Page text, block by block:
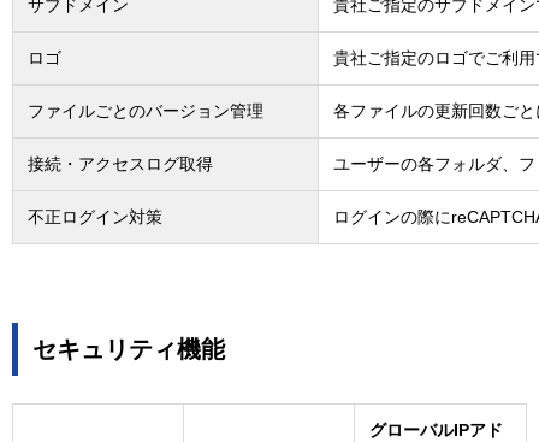
サブドメイン 貴社ご指定のサブドメイ
ロゴ 貴社ご指定のロゴでご利
ファイルごとのバージョン管理 各ファイルの更新回数ご
接続・アクセスログ取得 ユーザーの各フォルダ、
不正ログイン対策 ログインの際に
セキュリティ機能
グローバルIPアド